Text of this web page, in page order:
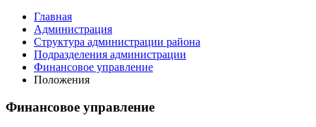
Главная
Администрация
Структура администрации района
Подразделения администрации
Финансовое управление
Положения
Финансовое управление